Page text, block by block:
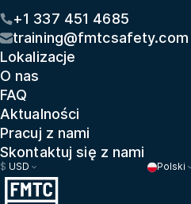
+1 337 451 4685
training@fmtcsafety.com
Lokalizacje
O nas
FAQ
Aktualności
Pracuj z nami
Skontaktuj się z nami
$ USD Polski